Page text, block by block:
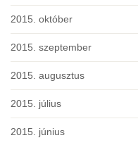
2015. október
2015. szeptember
2015. augusztus
2015. július
2015. június